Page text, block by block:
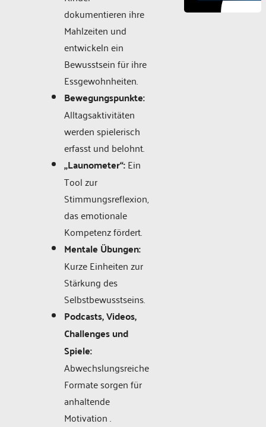
dokumentieren ihre
Mahlzeiten und
entwickeln ein
Bewusstsein für ihre
Essgewohnheiten.
Bewegungspunkte:
Alltagsaktivitäten
werden spielerisch
erfasst und belohnt.
„Launometer“:Ein
Tool zur
Stimmungsreflexion,
das emotionale
Kompetenz fördert.
Mentale Übungen:
Kurze Einheiten zur
Stärkung des
Selbstbewusstseins.
Podcasts, Videos,
Challenges und
Spiele:
Abwechslungsreiche
Formate sorgen für
anhaltende
Motivation .